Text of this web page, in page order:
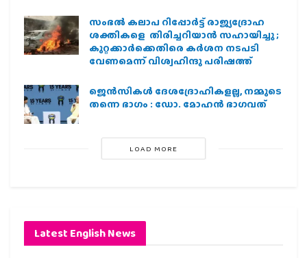
സംഭൽ കലാപ റിപ്പോർട്ട് രാജ്യദ്രോഹ
ശക്തികളെ തിരിച്ചറിയാൻ സഹായിച്ചു ;
കുറ്റക്കാർക്കെതിരെ കർശന നടപടി
വേണമെന്ന് വിശ്വഹിന്ദു പരിഷത്ത്
ജെന്‍സികള്‍ ദേശദ്രോഹികളല്ല, നമ്മുടെ
തന്നെ ഭാഗം : ഡോ. മോഹന്‍ ഭാഗവത്
LOAD MORE
Latest English News